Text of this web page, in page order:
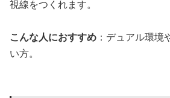
視線をつくれます。
こんな人におすすめ ：デュアル環境
い方。